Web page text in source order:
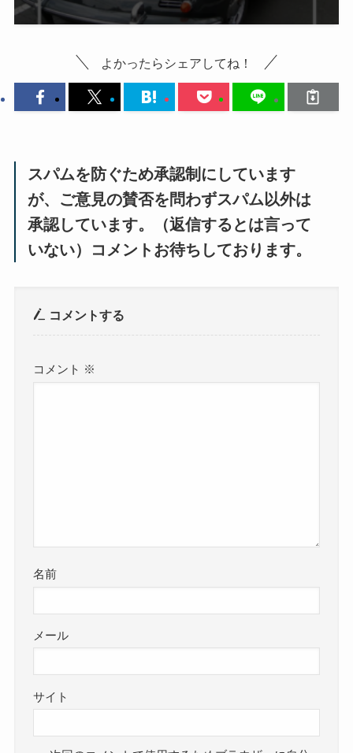
よかったらシェアしてね！
スパムを防ぐため承認制にしています
が、ご意見の賛否を問わずスパム以外は
承認しています。（返信するとは言って
いない）コメントお待ちしております。
コメントする
コメント ※
名前
メール
サイト